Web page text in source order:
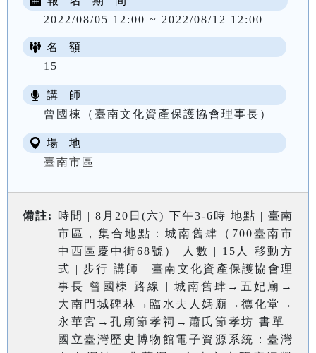
2022/08/05 12:00 ~ 2022/08/12 12:00
名 額
15
講 師
曾國棟（臺南文化資產保護協會理事長）
場 地
臺南市區
備註:
時間 | 8月20日(六) 下午3-6時 地點 | 臺南
市區，集合地點：城南舊肆（700臺南市
中西區慶中街68號） 人數 | 15人 移動方
式 | 步行 講師 | 臺南文化資產保護協會理
事長 曾國棟 路線 | 城南舊肆→五妃廟→
大南門城碑林→臨水夫人媽廟→德化堂→
永華宮→孔廟節孝祠→蕭氏節孝坊 書單 |
國立臺灣歷史博物館電子資源系統：臺灣